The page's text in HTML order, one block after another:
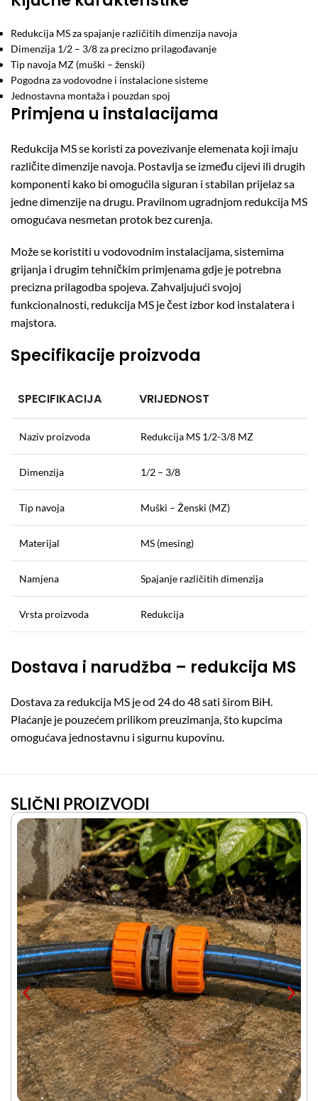
Redukcija MS za spajanje različitih dimenzija navoja
Dimenzija 1/2 – 3/8 za precizno prilagođavanje
Tip navoja MZ (muški – ženski)
Pogodna za vodovodne i instalacione sisteme
Jednostavna montaža i pouzdan spoj
Primjena u instalacijama
Redukcija MS se koristi za povezivanje elemenata koji imaju
različite dimenzije navoja. Postavlja se između cijevi ili drugih
komponenti kako bi omogućila siguran i stabilan prijelaz sa
jedne dimenzije na drugu. Pravilnom ugradnjom redukcija MS
omogućava nesmetan protok bez curenja.
Može se koristiti u vodovodnim instalacijama, sistemima
grijanja i drugim tehničkim primjenama gdje je potrebna
precizna prilagodba spojeva. Zahvaljujući svojoj
funkcionalnosti, redukcija MS je čest izbor kod instalatera i
majstora.
Specifikacije proizvoda
SPECIFIKACIJA VRIJEDNOST
Naziv proizvoda Redukcija MS 1/2-3/8 MZ
Dimenzija 1/2 – 3/8
Tip navoja Muški – Ženski (MZ)
Materijal MS (mesing)
Namjena Spajanje različitih dimenzija
Vrsta proizvoda Redukcija
Dostava i narudžba – redukcija MS
Dostava za redukcija MS je od 24 do 48 sati širom BiH.
Plaćanje je pouzećem prilikom preuzimanja, što kupcima
omogućava jednostavnu i sigurnu kupovinu.
SLIČNI PROIZVODI